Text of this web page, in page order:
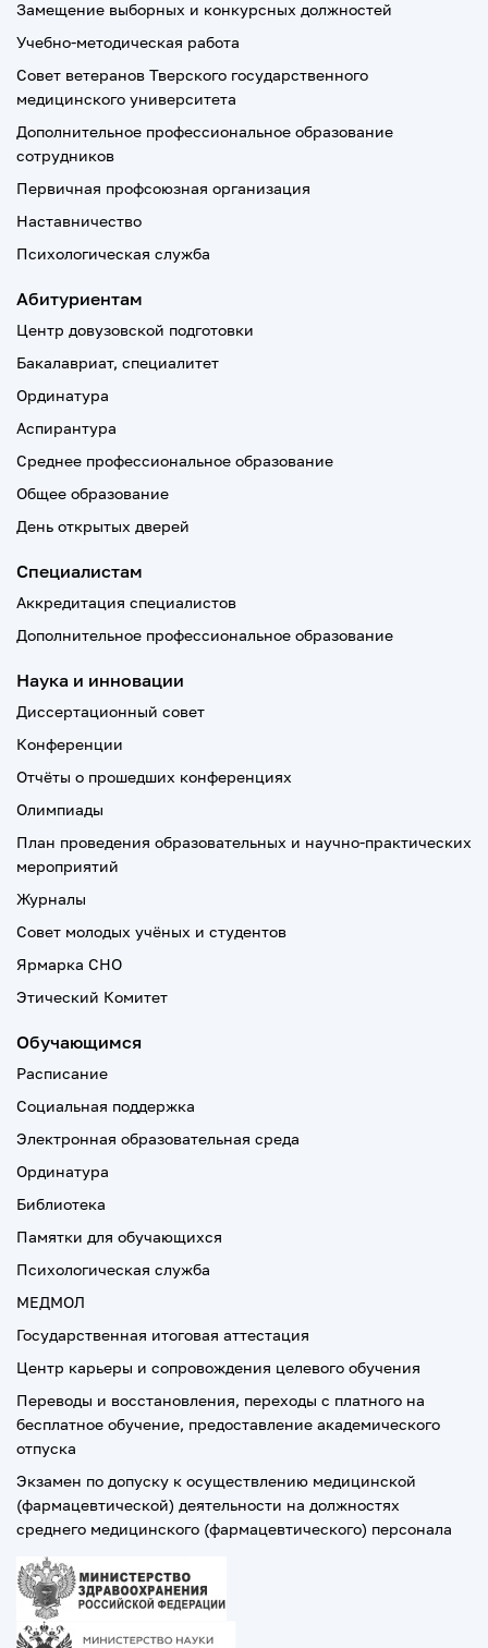
Замещение выборных и конкурсных должностей
Учебно-методическая работа
Совет ветеранов Тверского государственного
медицинского университета
Дополнительное профессиональное образование
сотрудников
Первичная профсоюзная организация
Наставничество
Психологическая служба
Абитуриентам
Центр довузовской подготовки
Бакалавриат, специалитет
Ординатура
Аспирантура
Среднее профессиональное образование
Общее образование
День открытых дверей
Специалистам
Аккредитация специалистов
Дополнительное профессиональное образование
Наука и инновации
Диссертационный совет
Конференции
Отчёты о прошедших конференциях
Олимпиады
План проведения образовательных и научно-практических
мероприятий
Журналы
Совет молодых учёных и студентов
Ярмарка СНО
Этический Комитет
Обучающимся
Расписание
Социальная поддержка
Электронная образовательная среда
Ординатура
Библиотека
Памятки для обучающихся
Психологическая служба
МЕДМОЛ
Государственная итоговая аттестация
Центр карьеры и сопровождения целевого обучения
Переводы и восстановления, переходы с платного на
бесплатное обучение, предоставление академического
отпуска
Экзамен по допуску к осуществлению медицинской
(фармацевтической) деятельности на должностях
среднего медицинского (фармацевтического) персонала